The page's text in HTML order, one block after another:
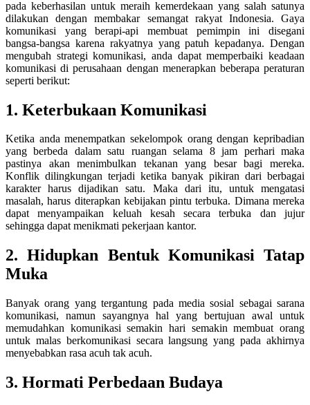
pada keberhasilan untuk meraih kemerdekaan yang salah satunya
dilakukan dengan membakar semangat rakyat Indonesia. Gaya
komunikasi yang berapi-api membuat pemimpin ini disegani
bangsa-bangsa karena rakyatnya yang patuh kepadanya. Dengan
mengubah strategi komunikasi, anda dapat memperbaiki keadaan
komunikasi di perusahaan dengan menerapkan beberapa peraturan
seperti berikut:
1. Keterbukaan Komunikasi
Ketika anda menempatkan sekelompok orang dengan kepribadian
yang berbeda dalam satu ruangan selama 8 jam perhari maka
pastinya akan menimbulkan tekanan yang besar bagi mereka.
Konflik dilingkungan terjadi ketika banyak pikiran dari berbagai
karakter harus dijadikan satu. Maka dari itu, untuk mengatasi
masalah, harus diterapkan kebijakan pintu terbuka. Dimana mereka
dapat menyampaikan keluah kesah secara terbuka dan jujur
sehingga dapat menikmati pekerjaan kantor.
2. Hidupkan Bentuk Komunikasi Tatap
Muka
Banyak orang yang tergantung pada media sosial sebagai sarana
komunikasi, namun sayangnya hal yang bertujuan awal untuk
memudahkan komunikasi semakin hari semakin membuat orang
untuk malas berkomunikasi secara langsung yang pada akhirnya
menyebabkan rasa acuh tak acuh.
3. Hormati Perbedaan Budaya